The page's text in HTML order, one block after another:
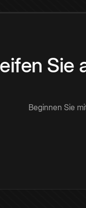
Sie
Beginnen Sie